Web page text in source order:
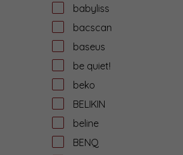
babyliss
bacscan
baseus
be quiet!
beko
BELIKIN
beline
BENQ